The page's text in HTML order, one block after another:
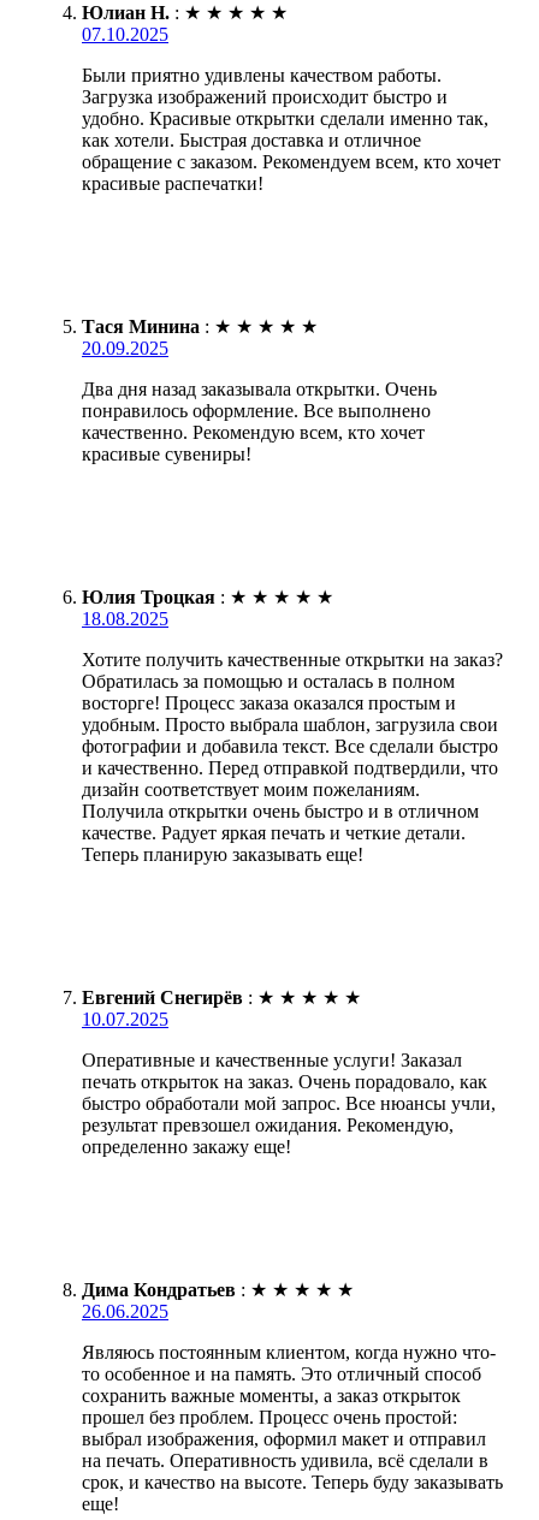
Юлиан Н. : ★ ★ ★ ★ ★
07.10.2025
Были приятно удивлены качеством работы.
Загрузка изображений происходит быстро и
удобно. Красивые открытки сделали именно так,
как хотели. Быстрая доставка и отличное
обращение с заказом. Рекомендуем всем, кто хочет
красивые распечатки!
Тася Минина : ★ ★ ★ ★ ★
20.09.2025
Два дня назад заказывала открытки. Очень
понравилось оформление. Все выполнено
качественно. Рекомендую всем, кто хочет
красивые сувениры!
Юлия Троцкая : ★ ★ ★ ★ ★
18.08.2025
Хотите получить качественные открытки на заказ?
Обратилась за помощью и осталась в полном
восторге! Процесс заказа оказался простым и
удобным. Просто выбрала шаблон, загрузила свои
фотографии и добавила текст. Все сделали быстро
и качественно. Перед отправкой подтвердили, что
дизайн соответствует моим пожеланиям.
Получила открытки очень быстро и в отличном
качестве. Радует яркая печать и четкие детали.
Теперь планирую заказывать еще!
Евгений Снегирёв : ★ ★ ★ ★ ★
10.07.2025
Оперативные и качественные услуги! Заказал
печать открыток на заказ. Очень порадовало, как
быстро обработали мой запрос. Все нюансы учли,
результат превзошел ожидания. Рекомендую,
определенно закажу еще!
Дима Кондратьев : ★ ★ ★ ★ ★
26.06.2025
Являюсь постоянным клиентом, когда нужно что-
то особенное и на память. Это отличный способ
сохранить важные моменты, а заказ открыток
прошел без проблем. Процесс очень простой:
выбрал изображения, оформил макет и отправил
на печать. Оперативность удивила, всё сделали в
срок, и качество на высоте. Теперь буду заказывать
еще!